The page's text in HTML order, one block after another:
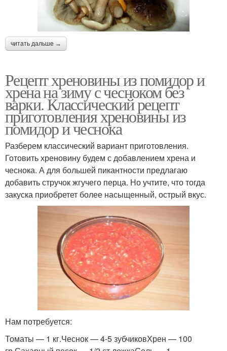
читать дальше →
Рецепт хреновины из помидор и
хрена на зиму с чесноком без
варки. Классический рецепт
приготовления хреновины из
помидор и чеснока
Разберем классический вариант приготовления.
Готовить хреновину будем с добавлением хрена и
чеснока. А для большей пикантности предлагаю
добавить стручок жгучего перца. Но учтите, что тогда
закуска приобретет более насыщенный, острый вкус.
Нам потребуется:
Томаты — 1 кг.Чеснок — 4-5 зубчиковХрен — 100